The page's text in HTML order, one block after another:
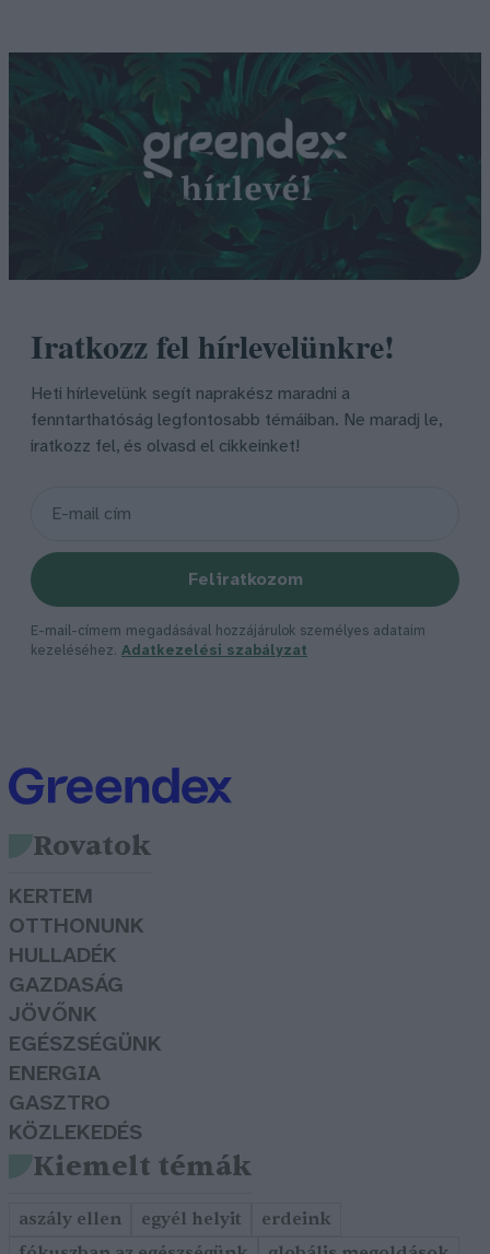
Iratkozz fel hírlevelünkre!
Heti hírlevelünk segít naprakész maradni a
fenntarthatóság legfontosabb témáiban. Ne maradj le,
iratkozz fel, és olvasd el cikkeinket!
Feliratkozom
E-mail-címem megadásával hozzájárulok személyes adataim
kezeléséhez. Adatkezelési szabályzat
Rovatok
KERTEM
OTTHONUNK
HULLADÉK
GAZDASÁG
JÖVŐNK
EGÉSZSÉGÜNK
ENERGIA
GASZTRO
KÖZLEKEDÉS
Kiemelt témák
aszály ellen egyél helyit
erdeink